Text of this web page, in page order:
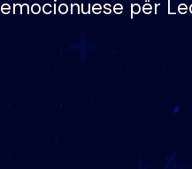
emocionuese për